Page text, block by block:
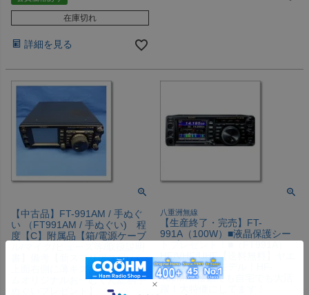
在庫切れ
詳細を見る
【中古品】FT-991AM / 手ぬぐ
い （FT991AM / 手ぬぐい) 程
度【C】附属品【箱/電源ケーブ
書】備考【新スプリアス/カバー
上面右側に薄キズあり/CQオー
ムオリジナルおーむくん総柄手
八重洲無線
【生産終了・完売】FT-
991A（100W）■液晶保護シー
HF/VHF/UHF【送料無料】ヤエ
スの大ヒットモデル！HF-
430MHz移動でも自宅でも大活